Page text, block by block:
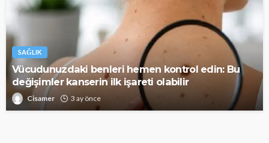
SAĞLIK
Vücudunuzdaki benleri hemen kontrol edin: Bu
değişimler kanserin ilk işareti olabilir
Cisamer 3 ay önce